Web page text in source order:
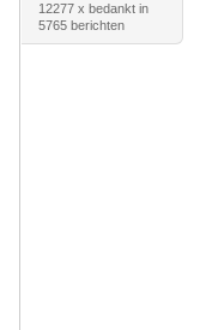
12277 x bedankt in
5765 berichten